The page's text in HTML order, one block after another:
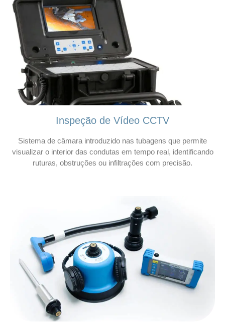
Inspeção de Vídeo CCTV
Sistema de câmara introduzido nas tubagens que permite
visualizar o interior das condutas em tempo real, identificando
ruturas, obstruções ou infiltrações com precisão.